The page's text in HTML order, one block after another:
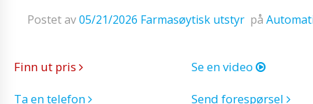
Postet av05/21/2026 Farmasøytisk utstyr på
Finn ut pris
Se en video
Ta en telefon
Send forespørsel